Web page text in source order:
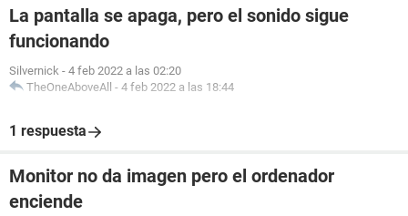
La pantalla se apaga, pero el sonido sigue
funcionando
Silvernick - 4 feb 2022 a las 02:20
TheOneAboveAll - 4 feb 2022 a las 18:44
1 respuesta
Monitor no da imagen pero el ordenador
enciende